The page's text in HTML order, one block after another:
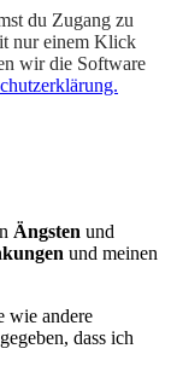
du Zugang zu
nur einem Klick
wir die Software
Ängsten und
und meinen
wie andere
dass ich